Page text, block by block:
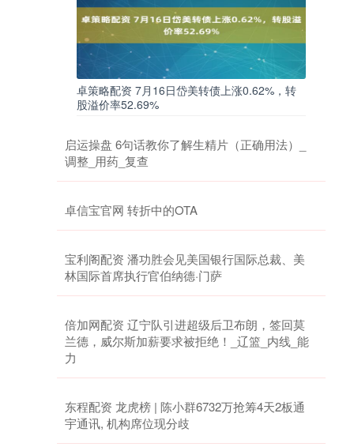
卓策略配资 7月16日岱美转债上涨0.62%，转
股溢价率52.69%
启运操盘 6句话教你了解生精片（正确用法）_
调整_用药_复查
卓信宝官网 转折中的OTA
宝利阁配资 潘功胜会见美国银行国际总裁、美
林国际首席执行官伯纳德·门萨
倍加网配资 辽宁队引进超级后卫布朗，签回莫
兰德，威尔斯加薪要求被拒绝！_辽篮_内线_能
力
东程配资 龙虎榜 | 陈小群6732万抢筹4天2板通
宇通讯, 机构席位现分歧